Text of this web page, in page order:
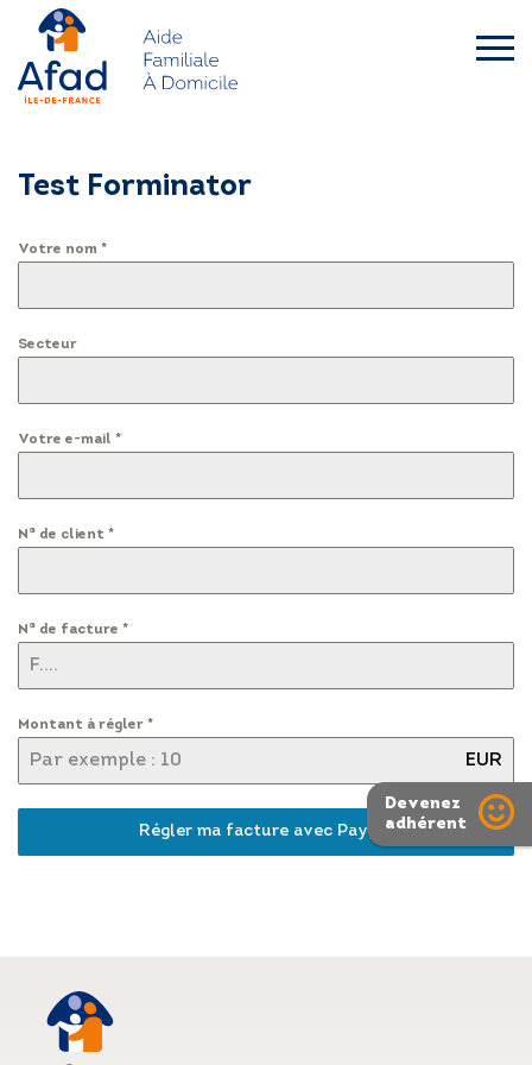
content
afad-
idf.asso.fr
ACTUALITÉS
POSTULER EN LIGNE
Test Forminator
Votre nom *
Secteur
Votre e-mail *
N° de client *
N° de facture *
Montant à régler *
EUR
Régler ma facture avec Paypal
Devenez
adhérent